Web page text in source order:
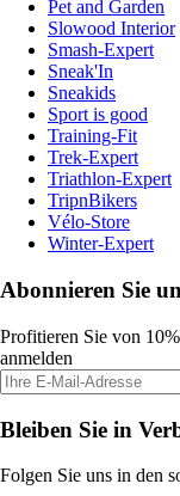
Pet and Garden
Slowood Interior
Smash-Expert
Sneak'In
Sneakids
Sport is good
Training-Fit
Trek-Expert
Triathlon-Expert
TripnBikers
Vélo-Store
Winter-Expert
Abonnieren Sie
Profitieren Sie von
anmelden
Bleiben Sie in
Folgen Sie uns in den